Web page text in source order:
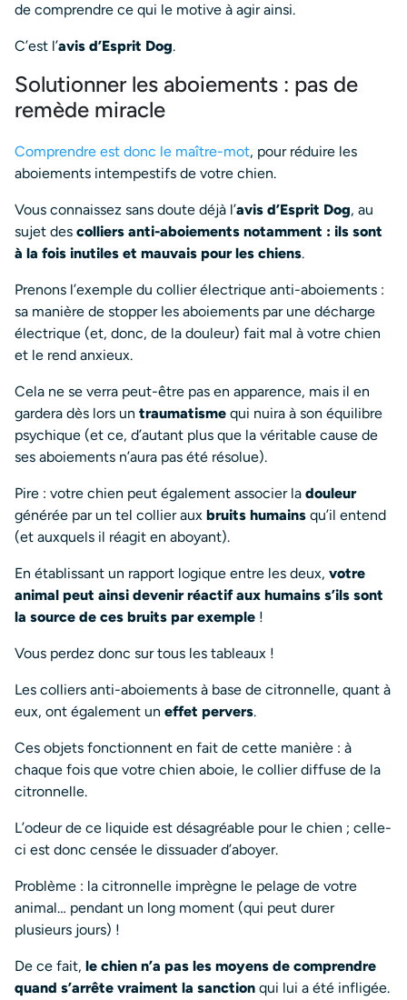
de comprendre ce qui le motive à agir ainsi.
C’est l’avis d’Esprit Dog.
Solutionner les aboiements : pas de
remède miracle
Comprendre est donc le maître-mot, pour réduire les
aboiements intempestifs de votre chien.
Vous connaissez sans doute déjà l’avis d’Esprit Dog, au
sujet des colliers anti-aboiements notamment : ils sont
à la fois inutiles et mauvais pour les chiens.
Prenons l’exemple du collier électrique anti-aboiements :
sa manière de stopper les aboiements par une décharge
électrique (et, donc, de la douleur) fait mal à votre chien
et le rend anxieux.
Cela ne se verra peut-être pas en apparence, mais il en
gardera dès lors un traumatisme qui nuira à son équilibre
psychique (et ce, d’autant plus que la véritable cause de
ses aboiements n’aura pas été résolue).
Pire : votre chien peut également associer la douleur
générée par un tel collier aux bruits humains qu’il entend
(et auxquels il réagit en aboyant).
En établissant un rapport logique entre les deux, votre
animal peut ainsi devenir réactif aux humains s’ils sont
la source de ces bruits par exemple !
Vous perdez donc sur tous les tableaux !
Les colliers anti-aboiements à base de citronnelle, quant à
eux, ont également un effet pervers.
Ces objets fonctionnent en fait de cette manière : à
chaque fois que votre chien aboie, le collier diffuse de la
citronnelle.
L’odeur de ce liquide est désagréable pour le chien ; celle-
ci est donc censée le dissuader d’aboyer.
Problème : la citronnelle imprègne le pelage de votre
animal… pendant un long moment (qui peut durer
plusieurs jours) !
De ce fait, le chien n’a pas les moyens de comprendre
quand s’arrête vraiment la sanction qui lui a été infligée.